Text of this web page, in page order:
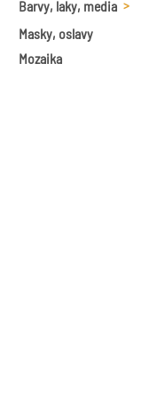
30 g
Metalické vosky
Barvy, laky, media
Slupovací barvy
Masky, oslavy
Mozaika